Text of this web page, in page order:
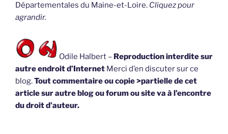
Départementales du Maine-et-Loire. Cliquez pour
agrandir.
Odile Halbert – Reproduction interdite sur
autre endroit d’Internet Merci d’en discuter sur ce
blog.Tout commentaire ou copie >partielle de cet
article sur autre blog ou forum ou site va à l’encontre
du droit d’auteur.